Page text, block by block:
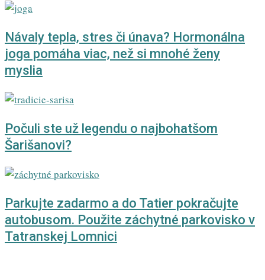
Návaly tepla, stres či únava? Hormonálna
joga pomáha viac, než si mnohé ženy
myslia
Počuli ste už legendu o najbohatšom
Šarišanovi?
Parkujte zadarmo a do Tatier pokračujte
autobusom. Použite záchytné parkovisko v
Tatranskej Lomnici